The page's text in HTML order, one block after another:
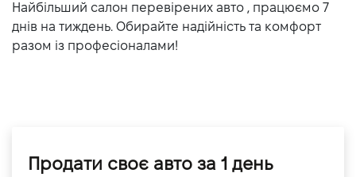
Найбільший салон перевірених авто , працюємо 7
днів на тиждень. Обирайте надійність та комфорт
разом із професіоналами!
Продати своє авто за 1 день